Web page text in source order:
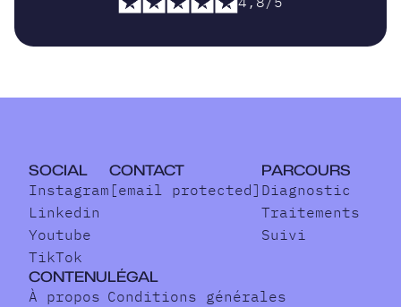
SOCIAL
Instagram
Linkedin
Youtube
TikTok
CONTACT
[email protected]
PARCOURS
Diagnostic
Traitements
Suivi
CONTENU
À propos
LÉGAL
Conditions générales